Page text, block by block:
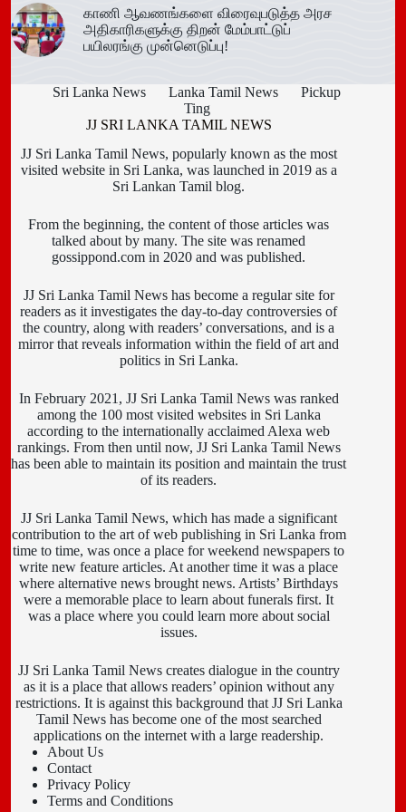
காணி ஆவணங்களை விரைவுபடுத்த அரச
அதிகாரிகளுக்கு திறன் மேம்பாட்டுப்
பயிலரங்கு முன்னெடுப்பு!
Sri Lanka News Lanka Tamil News
Pickup
Ting
JJ SRI LANKA TAMIL NEWS
JJ Sri Lanka Tamil News, popularly known as the most
visited website in Sri Lanka, was launched in 2019 as a
Sri Lankan Tamil blog.
From the beginning, the content of those articles was
talked about by many. The site was renamed
gossippond.com in 2020 and was published.
JJ Sri Lanka Tamil News has become a regular site for
readers as it investigates the day-to-day controversies of
the country, along with readers’ conversations, and is a
mirror that reveals information within the field of art and
politics in Sri Lanka.
In February 2021, JJ Sri Lanka Tamil News was ranked
among the 100 most visited websites in Sri Lanka
according to the internationally acclaimed Alexa web
rankings. From then until now, JJ Sri Lanka Tamil News
has been able to maintain its position and maintain the trust
of its readers.
JJ Sri Lanka Tamil News, which has made a significant
contribution to the art of web publishing in Sri Lanka from
time to time, was once a place for weekend newspapers to
write new feature articles. At another time it was a place
where alternative news brought news. Artists’ Birthdays
were a memorable place to learn about funerals first. It
was a place where you could learn more about social
issues.
JJ Sri Lanka Tamil News creates dialogue in the country
as it is a place that allows readers’ opinion without any
restrictions. It is against this background that JJ Sri Lanka
Tamil News has become one of the most searched
applications on the internet with a large readership.
About Us
Contact
Privacy Policy
Terms and Conditions